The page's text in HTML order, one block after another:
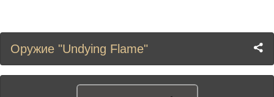
Оружие "Undying Flame"